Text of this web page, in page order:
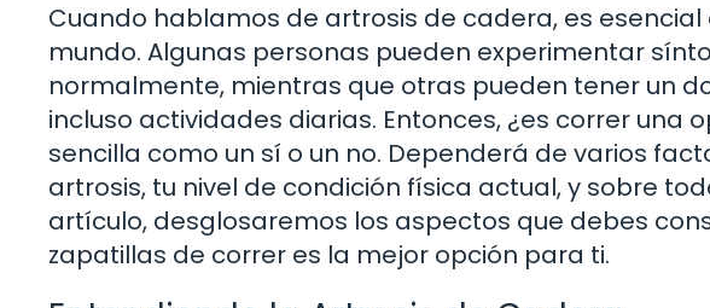
Cuando hablamos de artrosis de cadera, es
mundo. Algunas personas pueden experimentar
normalmente, mientras que otras pueden tener un
incluso actividades diarias. Entonces, ¿es correr una
sencilla como un sí o un no. Dependerá de varios
artrosis, tu nivel de condición física actual, y sobre
artículo, desglosaremos los aspectos que debes
zapatillas de correr es la mejor opción para ti.